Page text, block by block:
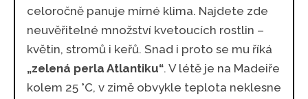
celoročně panuje mírné klima. Najdete zde
neuvěřitelné množství kvetoucích rostlin –
květin, stromů i keřů. Snad i proto se mu říká
„zelená perla Atlantiku“. V létě je na Madeiře
kolem 25 °C, v zimě obvykle teplota neklesne